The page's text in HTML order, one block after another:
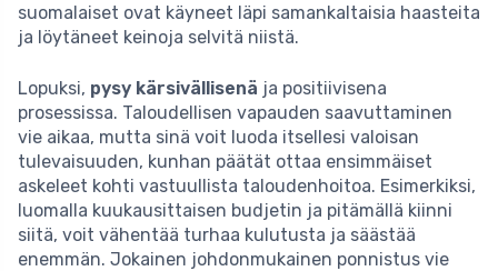
suomalaiset ovat käyneet läpi samankaltaisia haasteita
ja löytäneet keinoja selvitä niistä.
Lopuksi, pysy kärsivällisenä ja positiivisena
prosessissa. Taloudellisen vapauden saavuttaminen
vie aikaa, mutta sinä voit luoda itsellesi valoisan
tulevaisuuden, kunhan päätät ottaa ensimmäiset
askeleet kohti vastuullista taloudenhoitoa. Esimerkiksi,
luomalla kuukausittaisen budjetin ja pitämällä kiinni
siitä, voit vähentää turhaa kulutusta ja säästää
enemmän. Jokainen johdonmukainen ponnistus vie